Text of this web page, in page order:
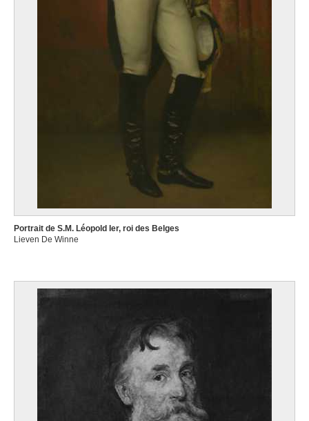
Portrait de S.M. Léopold Ier, roi des Belges
Lieven De Winne